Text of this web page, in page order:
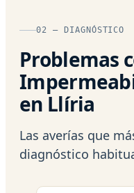
02 — DIAGNÓSTICO
Problemas
en Llíria
Las averías que
diagnóstico